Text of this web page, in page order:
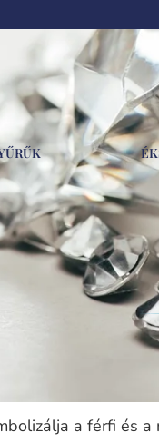
a férfi és